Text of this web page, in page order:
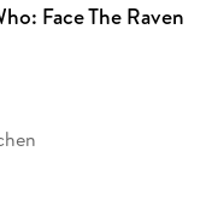
Face The Raven